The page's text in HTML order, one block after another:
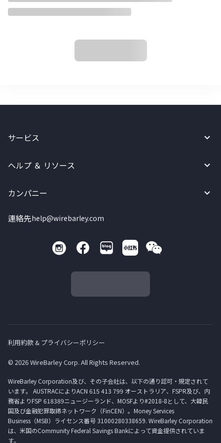
サービス
ヘルプ ＆ リソース
カンパニー
連絡先help@wirebarley.com
利用約款 & プライバシーポリシー
© 2026 WireBarley Corp. All Rights Reserved.
WireBarley Corporation及び、その子会社は、以下の通り認可・規定されて
います。 AUSTRACによりACN 615 413 799 オーストラリア、FSPR及び、内
務省よりFSP 618389ニュージーランド、MOSFより#2018-8として、大韓民
国及び金融犯罪取締ネットワーク（FinCEN）。Money Services
Business（MSB）ライセンス番号 31000280338659. WireBarley Corporation
は、米国のCommunity Federal Savings Bankによって資金提供されていま
す。